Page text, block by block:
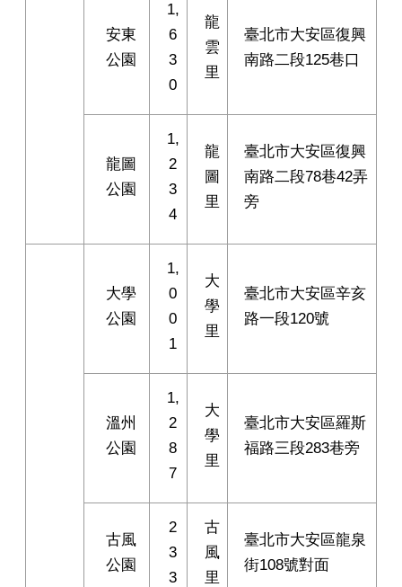
安東
公園
1,
6
3
0
龍
雲
里
臺北市大安區復興
南路二段125巷口
龍圖
公園
1,
2
3
4
龍
圖
里
臺北市大安區復興
南路二段78巷42弄
旁
大學
公園
1,
0
0
1
大
學
里
臺北市大安區辛亥
路一段120號
溫州
公園
1,
2
8
7
大
學
里
臺北市大安區羅斯
福路三段283巷旁
古風
公園
2
3
3
古
風
里
臺北市大安區龍泉
街108號對面